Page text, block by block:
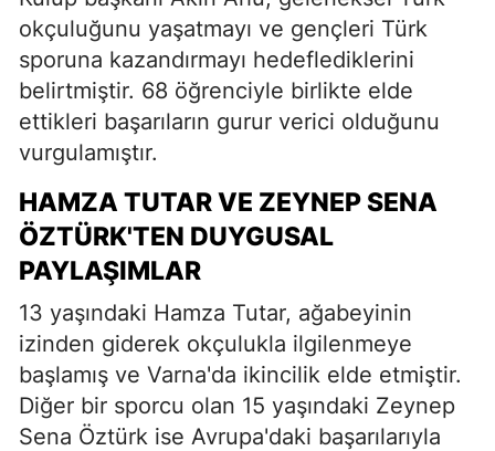
okçuluğunu yaşatmayı ve gençleri Türk
sporuna kazandırmayı hedeflediklerini
belirtmiştir. 68 öğrenciyle birlikte elde
ettikleri başarıların gurur verici olduğunu
vurgulamıştır.
HAMZA TUTAR VE ZEYNEP SENA
ÖZTÜRK'TEN DUYGUSAL
PAYLAŞIMLAR
13 yaşındaki Hamza Tutar, ağabeyinin
izinden giderek okçulukla ilgilenmeye
başlamış ve Varna'da ikincilik elde etmiştir.
Diğer bir sporcu olan 15 yaşındaki Zeynep
Sena Öztürk ise Avrupa'daki başarılarıyla